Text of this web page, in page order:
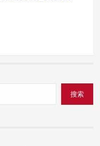
搜索